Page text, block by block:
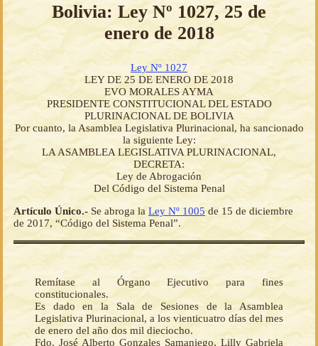
Bolivia: Ley Nº 1027, 25 de
enero de 2018
Ley Nº 1027
LEY DE 25 DE ENERO DE 2018
EVO MORALES AYMA
PRESIDENTE CONSTITUCIONAL DEL ESTADO
PLURINACIONAL DE BOLIVIA
Por cuanto, la Asamblea Legislativa Plurinacional, ha sancionado
la siguiente Ley:
LA ASAMBLEA LEGISLATIVA PLURINACIONAL,
DECRETA:
Ley de Abrogación
Del Código del Sistema Penal
Artículo Único.- Se abroga la Ley Nº 1005 de 15 de diciembre
de 2017, “Código del Sistema Penal”.
Remítase al Órgano Ejecutivo para fines
constitucionales.
Es dado en la Sala de Sesiones de la Asamblea
Legislativa Plurinacional, a los vienticuatro días del mes
de enero del año dos mil dieciocho.
Fdo. José Alberto Gonzales Samaniego, Lilly Gabriela